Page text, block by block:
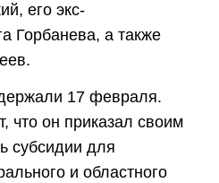
его экс-
Горбанева, а также
17 февраля.
что он приказал своим
субсидии для
и областного